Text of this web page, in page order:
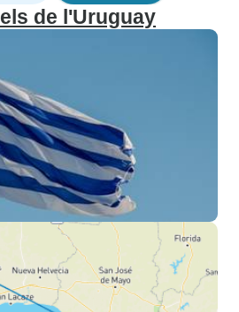
de l'Uruguay